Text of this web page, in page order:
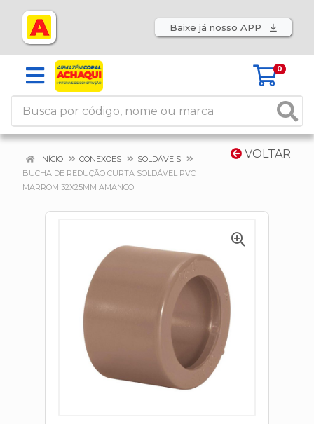
Baixe já nosso APP
0
VOLTAR
INÍCIO CONEXOES
SOLDÁVEIS
BUCHA DE REDUÇÃO CURTA SOLDÁVEL PVC
MARROM 32X25MM AMANCO